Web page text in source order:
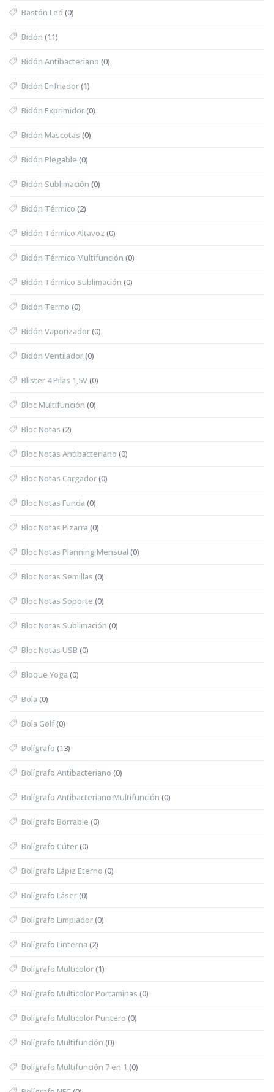
Bastón Led (0)
Bidón (11)
Bidón Antibacteriano (0)
Bidón Enfriador(1)
Bidón Exprimidor(0)
Bidón Mascotas (0)
Bidón Plegable (0)
Bidón Sublimación (0)
Bidón Térmico (2)
Bidón Térmico Altavoz (0)
Bidón Térmico Multifunción (0)
Bidón Térmico Sublimación (0)
Bidón Termo (0)
Bidón Vaporizador(0)
Bidón Ventilador(0)
Blister 4 Pilas 1,5V(0)
Bloc Multifunción (0)
Bloc Notas (2)
Bloc Notas Antibacteriano (0)
Bloc Notas Cargador(0)
Bloc Notas Funda (0)
Bloc Notas Pizarra (0)
Bloc Notas Planning Mensual (0)
Bloc Notas Semillas (0)
Bloc Notas Soporte (0)
Bloc Notas Sublimación (0)
Bloc Notas USB (0)
Bloque Yoga (0)
Bola (0)
Bola Golf(0)
Bolígrafo (13)
Bolígrafo Antibacteriano (0)
Bolígrafo Antibacteriano Multifunción (0)
Bolígrafo Borrable (0)
Bolígrafo Cúter(0)
Bolígrafo Lápiz Eterno (0)
Bolígrafo Láser(0)
Bolígrafo Limpiador(0)
Bolígrafo Linterna (2)
Bolígrafo Multicolor(1)
Bolígrafo Multicolor Portaminas (0)
Bolígrafo Multicolor Puntero (0)
Bolígrafo Multifunción (0)
Bolígrafo Multifunción 7 en 1 (0)